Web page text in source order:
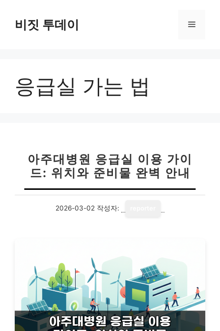
비짓 투데이 메
응급실 가는 법
아주대병원 응급실 이용 가이
드: 위치와 준비물 완벽 안내
2026-03-02 작성자: